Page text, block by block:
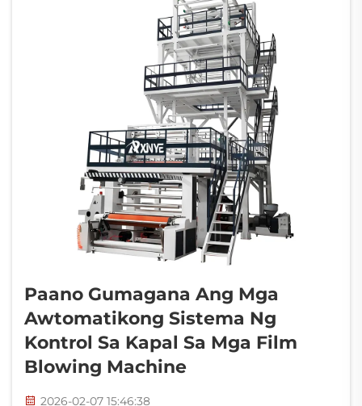
Paano Gumagana Ang Mga
Awtomatikong Sistema Ng
Kontrol Sa Kapal Sa Mga Film
Blowing Machine
2026-02-07 15:46:38